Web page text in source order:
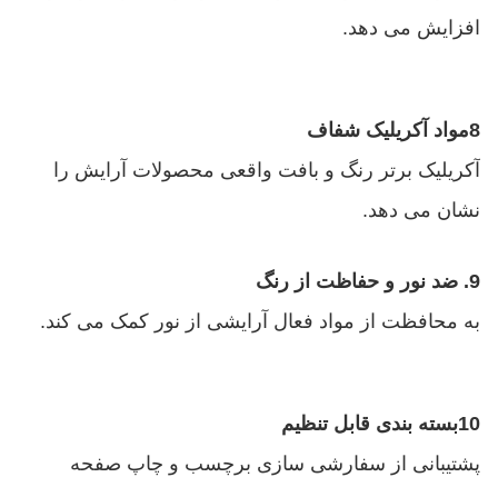
افزایش می دهد.
8مواد آکریلیک شفاف
آکریلیک برتر رنگ و بافت واقعی محصولات آرایش را
نشان می دهد.
9. ضد نور و حفاظت از رنگ
به محافظت از مواد فعال آرایشی از نور کمک می کند.
10بسته بندی قابل تنظیم
پشتیبانی از سفارشی سازی برچسب و چاپ صفحه